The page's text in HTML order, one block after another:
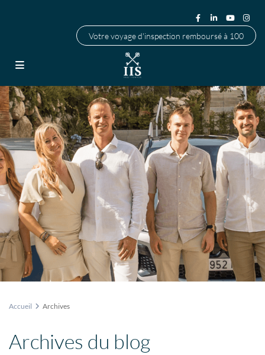
Votre voyage d'inspection remboursé à 100
Accueil Archives
Archives du blog